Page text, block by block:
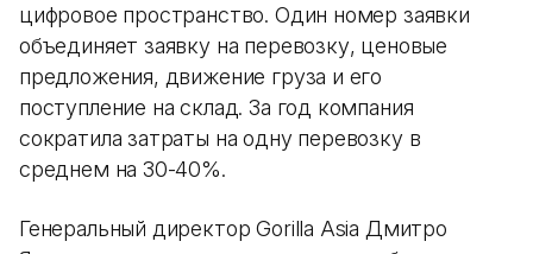
цифровое пространство. Один номер заявки
объединяет заявку на перевозку, ценовые
предложения, движение груза и его
поступление на склад. За год компания
сократила затраты на одну перевозку в
среднем на 30-40%.
Генеральный директор Gorilla Asia Дмитро